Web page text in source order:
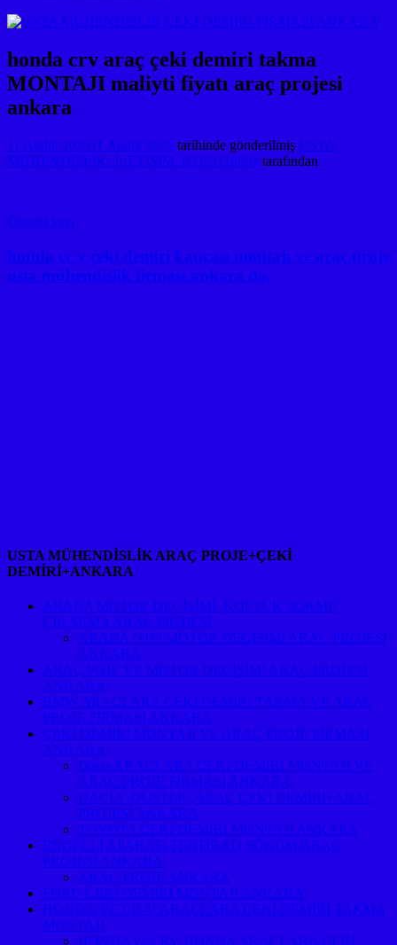
honda crv araç çeki demiri takma
MONTAJI maliyti fiyatı araç projesi
ankara
11 Aralık 2023 11 Aralık 2023 tarihinde gönderilmiş USTA
MÜHENDİSLİK: İLETİŞİM: 05323118894 tarafından
Yazı
gezinmesi
Önceki yazı
honda cr v çeki demiri kancası montajı ve araç proje
usta mühendislik firması ankara da,
USTA MÜHENDİSLİK ARAÇ PROJE+ÇEKİ
DEMİRİ+ANKARA
ARABA MOTOR DEGİŞİMİ ,KOLTUK SÖKME
ÇIKARMA ARAÇ PROJESİ
ARABA OTO MOTOR DEGİŞİMİ ARAÇ PROJESİ
ANKARA
ARAÇ POJE VE MOTOR DEGİŞİMİ ARAÇ PROJESİ
ANKARA
BMW ARAÇLARA ÇEKİ DEMİRİ TAKMA VE ARAÇ
PROJE FİRMASI ANKARA
ÇEKİ DEMİRİ MONTAJI VE ARAÇ PROJE FİRMASI
ANKARA
Dacia ARAÇLARA ÇEKİ DEMİRİ MONTAJI VE
ARAÇ PROJE FİRMASI ANKARA
DACİA ,DUSTER ,ARAÇ ÇEKİ DEMİRİ+ARAÇ
PROJESİ ANKARA
TOYOTA ÇEKİ DEMİRİ MONTAJI ANKARA
ENGELLİ APARATI TERTİBATI SÖKÜM ARAÇ
PROJESİ ANKARA
ARAÇ PROJE ANKARA
FORD ÇEKİ DEMİRİ MONTAJI ANKARA
HONDA/VE CR-V ARAÇLARA ÇEKİ DEMİRİ TAKMA
MONTAJI
HONDA ve CRV HONDA ARAÇLARA ÇEKİ